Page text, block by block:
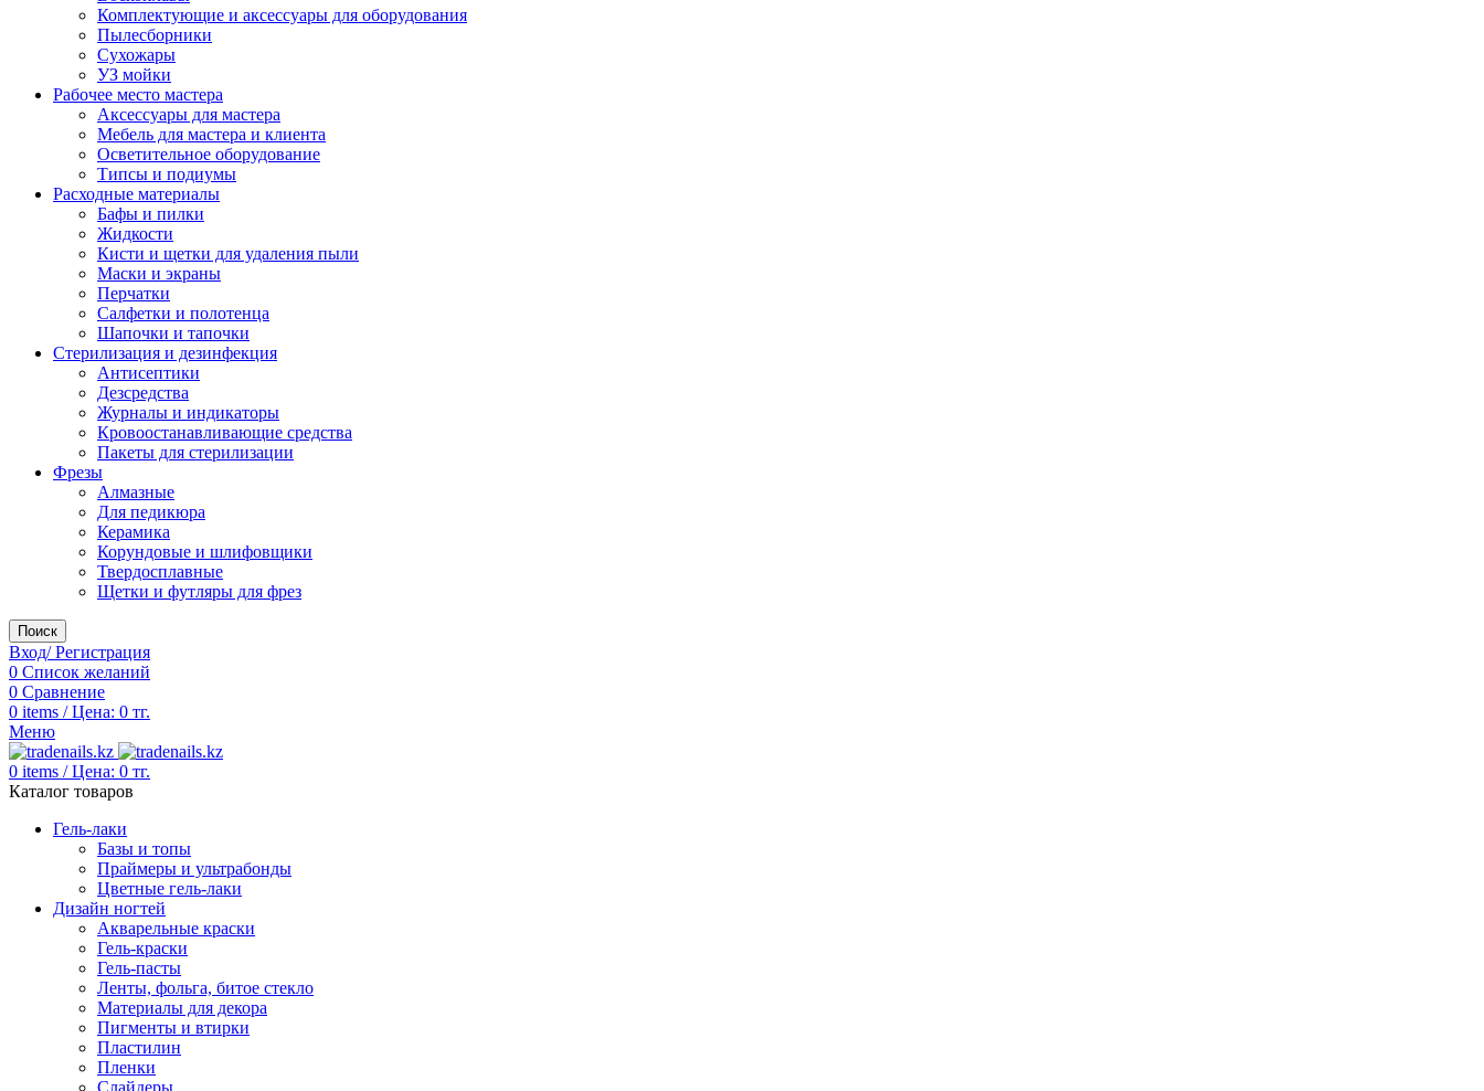
Комплектующие и аксессуары для оборудования
Пылесборники
Сухожары
УЗ мойки
Рабочее место мастера
Аксессуары для мастера
Мебель для мастера и клиента
Осветительное оборудование
Типсы и подиумы
Расходные материалы
Бафы и пилки
Жидкости
Кисти и щетки для удаления пыли
Маски и экраны
Перчатки
Салфетки и полотенца
Шапочки и тапочки
Стерилизация и дезинфекция
Антисептики
Дезсредства
Журналы и индикаторы
Кровоостанавливающие средства
Пакеты для стерилизации
Фрезы
Алмазные
Для педикюра
Керамика
Корундовые и шлифовщики
Твердосплавные
Щетки и футляры для фрез
Поиск
Вход/ Регистрация
0 Список желаний
0 Сравнение
0 items / Цена: 0 тг.
Меню
0 items / Цена: 0 тг.
Каталог товаров
Гель-лаки
Базы и топы
Праймеры и ультрабонды
Цветные гель-лаки
Дизайн ногтей
Акварельные краски
Гель-краски
Гель-пасты
Ленты, фольга, битое стекло
Материалы для декора
Пигменты и втирки
Пластилин
Пленки
Слайдеры